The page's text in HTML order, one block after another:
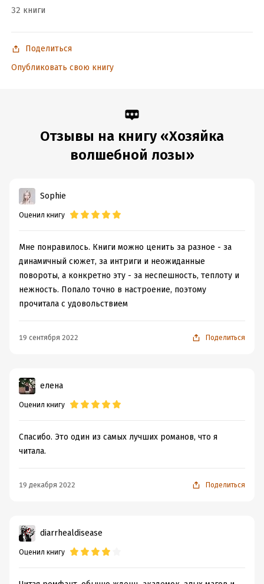
32 книги
Поделиться
Опубликовать свою книгу
Отзывы на книгу «Хозяйка
волшебной лозы»
Sophie
Оценил книгу
Мне понравилось. Книги можно ценить за разное - за
динамичный сюжет, за интриги и неожиданные
повороты, а конкретно эту - за неспешность, теплоту и
нежность. Попало точно в настроение, поэтому
прочитала с удовольствием
19 сентября 2022 Поделиться
елена
Оценил книгу
Спасибо. Это один из самых лучших романов, что я
читала.
19 декабря 2022 Поделиться
diarrhealdisease
Оценил книгу